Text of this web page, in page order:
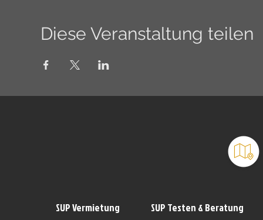
Diese Veranstaltung teilen
SUP Vermietung SUP Testen & Beratung